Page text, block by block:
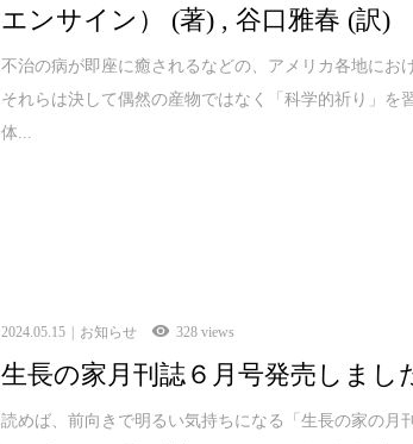
エンサイン） (著) , 谷口雅春 (訳)
不治の病が即座に癒されるなどの、アメリカ各地にお
それらは決して偶然の産物ではなく「科学的祈り」を
体...
2024.05.15 お知らせ 328 views
生長の家月刊誌６月号発売しまし
読めば、前向きで明るい気持ちになる「生長の家の月